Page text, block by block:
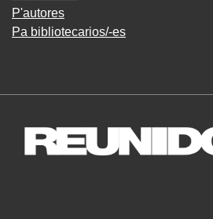
P'autores
Pa bibliotecarios/-es